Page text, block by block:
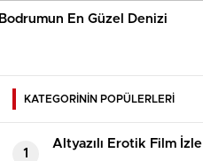
Bodrumun En Güzel Denizi
KATEGORİNİN POPÜLERLERİ
1
Altyazılı Erotik Film İzle